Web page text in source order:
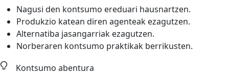
Nagusi den kontsumo ereduari hausnartzen.
Produkzio katean diren agenteak ezagutzen.
Alternatiba jasangarriak ezagutzen.
Norberaren kontsumo praktikak berrikusten.
Kontsumo abentura